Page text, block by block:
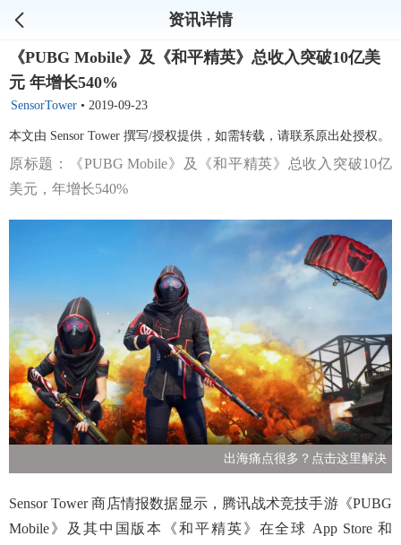
资讯详情
《PUBG Mobile》及《和平精英》总收入突破10亿美
元 年增长540%
SensorTower • 2019-09-23
本文由 Sensor Tower 撰写/授权提供，如需转载，请联系原出处授权。
原标题：《PUBG Mobile》及《和平精英》总收入突破10亿
美元，年增长540%
出海痛点很多？点击这里解决
Sensor Tower 商店情报数据显示，腾讯战术竞技手游《PUBG
Mobile》及其中国版本《和平精英》在全球 App Store 和